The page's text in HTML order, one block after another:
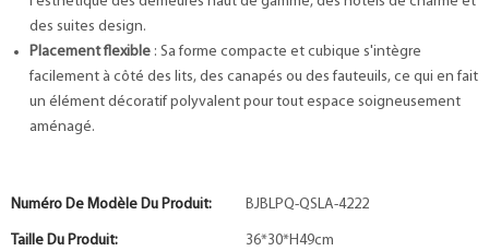
des suites design.
Placement flexible: Sa forme compacte et cubique s'intègre
facilement à côté des lits, des canapés ou des fauteuils, ce qui en fait
un élément décoratif polyvalent pour tout espace soigneusement
aménagé.
Numéro De Modèle Du Produit: BJBLPQ-QSLA-4222
Taille Du Produit: 36*30*H49cm